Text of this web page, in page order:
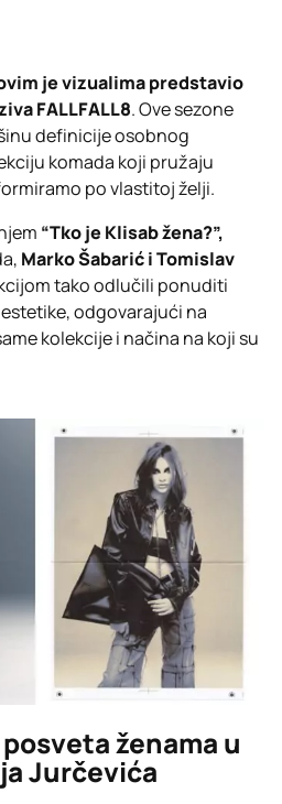
je vizualima predstavio
FALLFALL8. Ove sezone
definicije osobnog
komada koji pružaju
po vlastitoj želji.
“Tko je Klisab žena?”,
Marko Šabarić i Tomislav
tako odlučili ponuditi
odgovarajući na
kolekcije i načina na koji su
posveta ženama u
Jurčevića